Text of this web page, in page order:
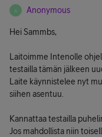
A Anonymous
Hei Sammbs,
Laitoimme Intenolle
testailla tämän jälkeen
Laite käynnistelee nyt
siihen asentuu.
Kannattaa testailla
Jos mahdollista niin